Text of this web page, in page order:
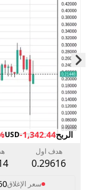
الربح-1,342.44
USD
هدف اول
0.29616
سعر الإغلاق
next slide page